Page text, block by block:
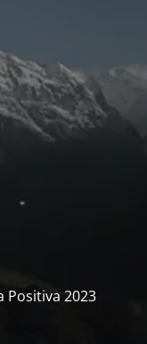
Positiva 2023